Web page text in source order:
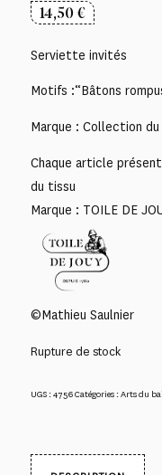
14,50€
Serviette invités
Motifs :“Bâtons
Marque : Collection
Chaque article
du tissu
Marque : TOILE DE
©Mathieu Saulnier
Rupture de stock
UGS :4756Catégories :Arts du